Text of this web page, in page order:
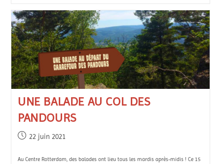
UNE BALADE AU COL DES
PANDOURS
22 juin 2021
Au Centre Rotterdam, des balades ont lieu tous les mardis après-midis ! Ce 15